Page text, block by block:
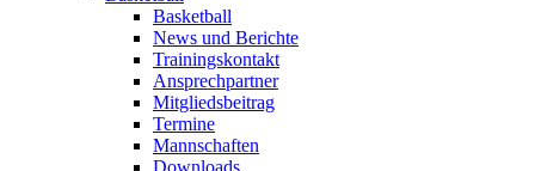
Basketball
News und Berichte
Trainingskontakt
Ansprechpartner
Mitgliedsbeitrag
Termine
Mannschaften
Downloads